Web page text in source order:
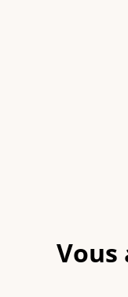
Vous